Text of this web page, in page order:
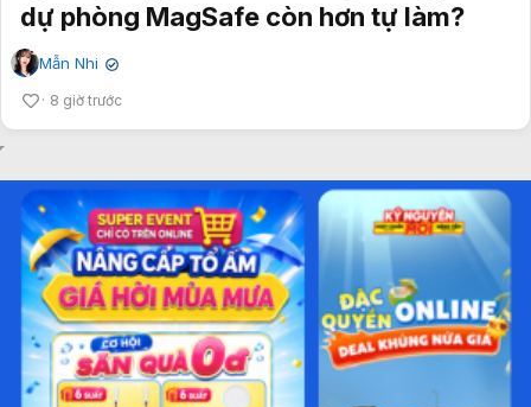
dự phòng MagSafe còn hơn tự làm?
Mẫn Nhi ✔
8 giờ trước